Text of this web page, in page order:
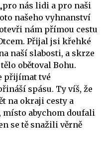
nás lidi a pro naši
našeho vyhnanství
nám přímou cestu
Přijal jsi křehké
naší slabosti, a skrze
obětoval Bohu.
přijímat tvé
spásu. Ty víš, že
na okraji cesty a
abychom doufali
se tě snažili věrně